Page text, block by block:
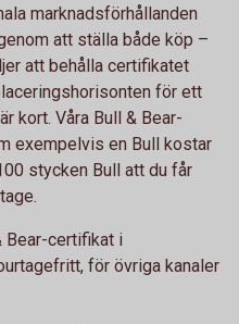
marknadsförhållanden
att ställa både köp –
att behålla certifikatet
för ett
kort. Våra Bull & Bear-
exempelvis en Bull kostar
stycken Bull att du får
Bear-certifikat i
för övriga kanaler